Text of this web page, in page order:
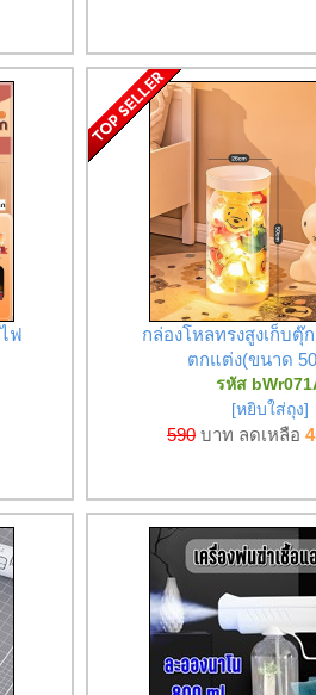
ฟ
กล่องโหลทรงสูงเก็บตุ๊
ตกแต่ง(ขนาด
รหัส
[หยิบใส่ถุง]
590 บาท ลดเหลือ